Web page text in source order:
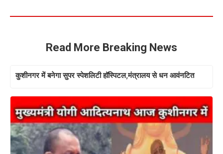
Read More Breaking News
कुशीनगर में बनेगा सुपर स्पेशलिटी हॉस्पिटल,मंत्रालय से धन आवंनटित